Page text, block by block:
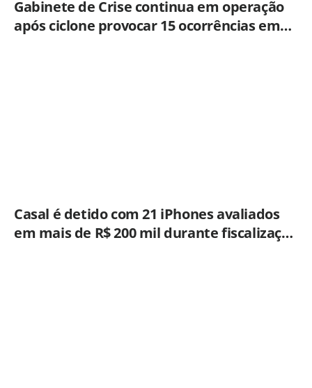
Gabinete de Crise continua em operação
após ciclone provocar 15 ocorrências em
Casal é detido com 21 iPhones avaliados
em mais de R$ 200 mil durante fiscalização